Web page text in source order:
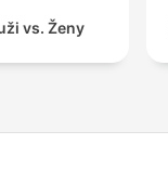
vs. Ženy